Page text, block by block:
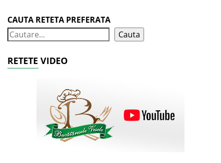
CAUTA RETETA PREFERATA
Cauta
RETETE VIDEO